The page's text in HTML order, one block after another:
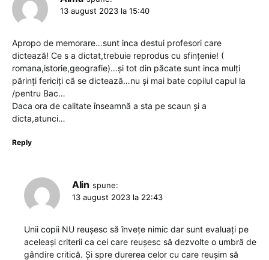
13 august 2023 la 15:40
Apropo de memorare…sunt inca destui profesori care
dictează! Ce s a dictat,trebuie reprodus cu sfințenie! (
romana,istorie,geografie)…și tot din păcate sunt inca mulți
părinți fericiți că se dictează…nu și mai bate copilul capul la
/pentru Bac…
Daca ora de calitate înseamnă a sta pe scaun și a
dicta,atunci…
Reply
Alin spune:
13 august 2023 la 22:43
Unii copii NU reușesc să învețe nimic dar sunt evaluați pe
aceleași criterii ca cei care reușesc să dezvolte o umbră de
gândire critică. Și spre durerea celor cu care reușim să